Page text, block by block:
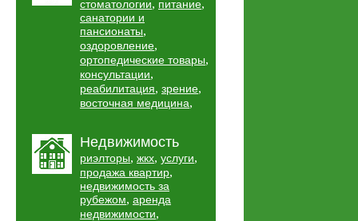
стоматологии, питание,
санатории и
пансионаты,
оздоровление,
ортопедические товары,
консультации,
реабилитация, зрение,
восточная медицина,
Недвижимость
риэлторы, жкх, услуги,
продажа квартир,
недвижимость за
рубежом, аренда
недвижимости,